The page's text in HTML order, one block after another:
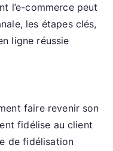
l’e-commerce peut
les étapes clés,
ligne réussie
faire revenir son
fidélise au client
de fidélisation